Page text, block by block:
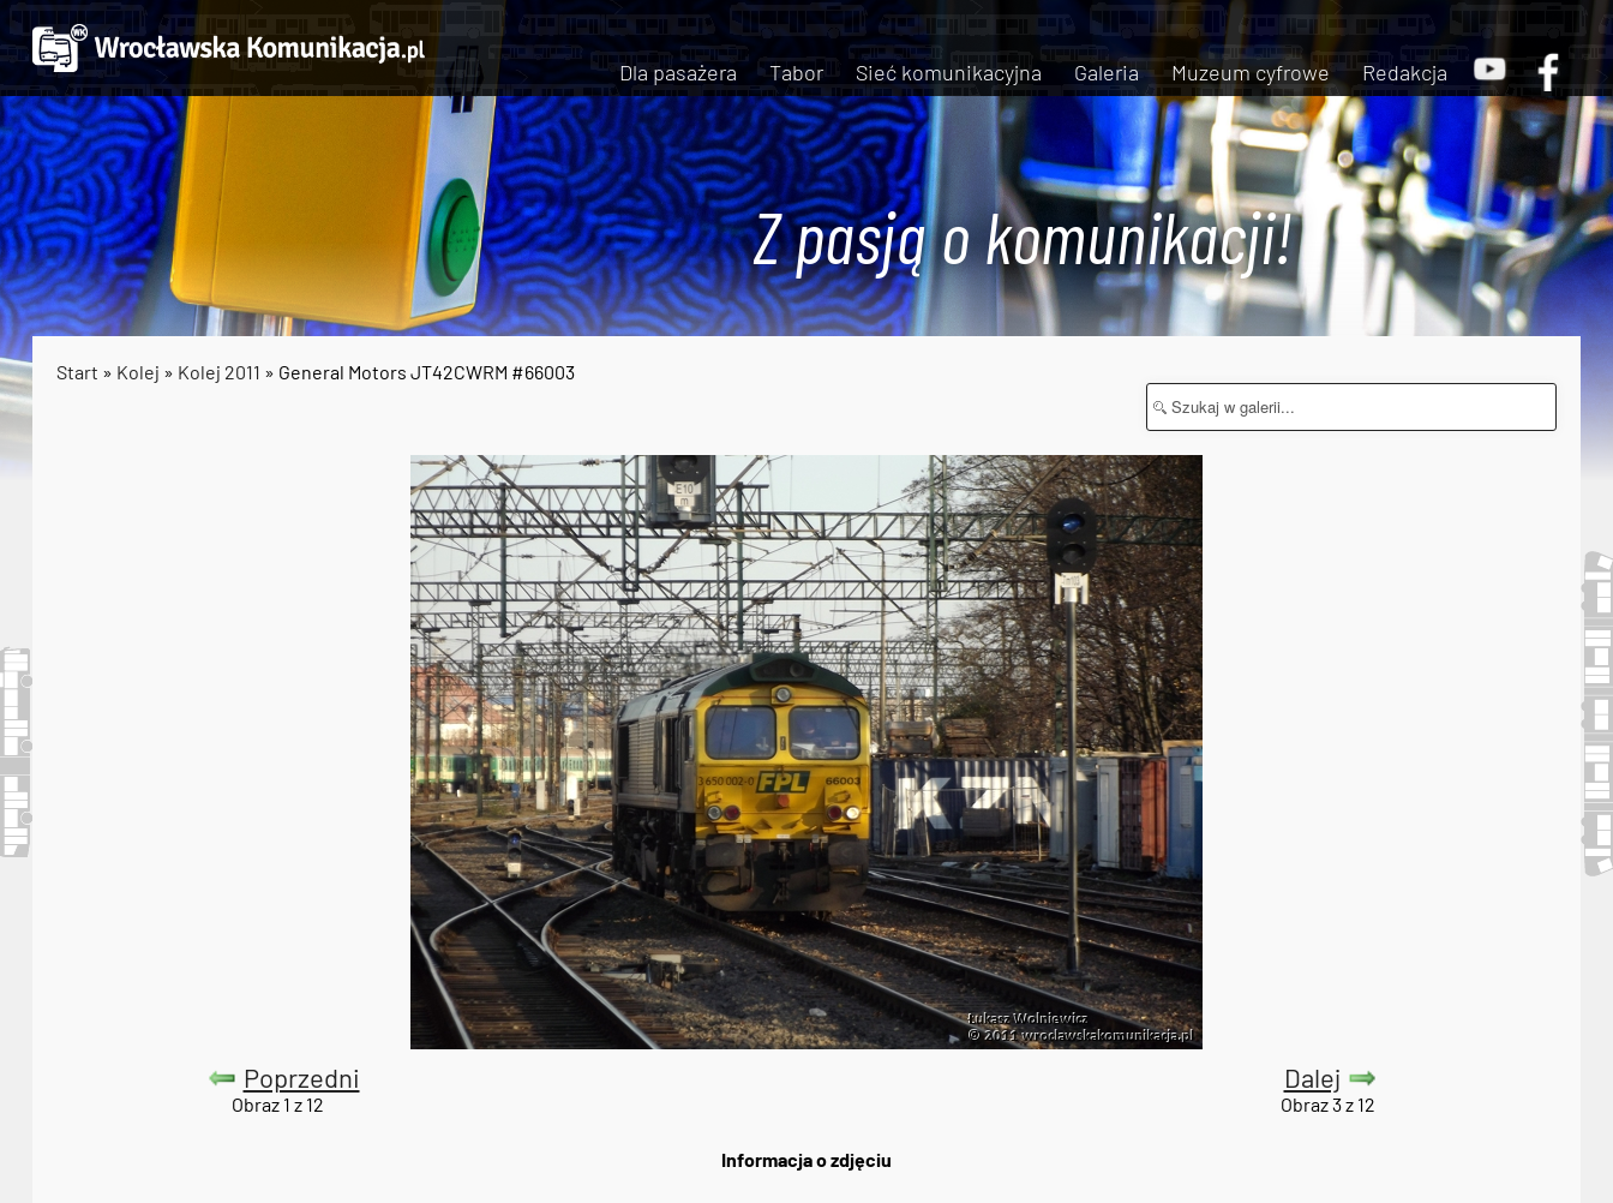
Dla pasażera Tabor Sieć komunikacyjna Galeria Muzeum cyfrowe Redakcja
Z pasją o komunikacji!
Start » Kolej » Kolej 2011 » General Motors JT42CWRM #66003
Poprzedni
Obraz 1 z 12
Dalej
Obraz 3 z 12
Informacja o zdjęciu